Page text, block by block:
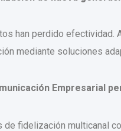
han perdido efectividad.
mediante soluciones
Empresarial
de fidelización multicanal